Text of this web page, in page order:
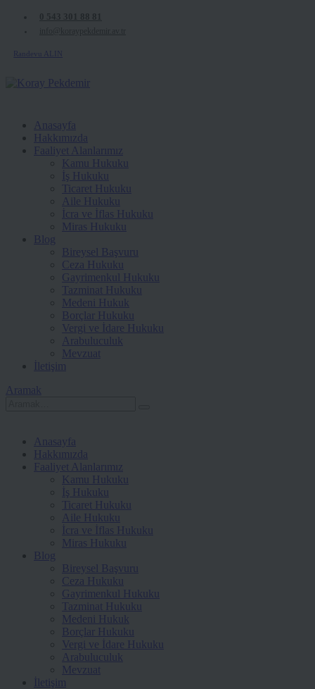
Randevu ALIN
Anasayfa
Hakkımızda
Faaliyet Alanlarımız
Kamu Hukuku
İş Hukuku
Ticaret Hukuku
Aile Hukuku
İcra ve İflas Hukuku
Miras Hukuku
Blog
Bireysel Başvuru
Ceza Hukuku
Gayrimenkul Hukuku
Tazminat Hukuku
Medeni Hukuk
Borçlar Hukuku
Vergi ve İdare Hukuku
Arabuluculuk
Mevzuat
İletişim
Aramak
Anasayfa
Hakkımızda
Faaliyet Alanlarımız
Kamu Hukuku
İş Hukuku
Ticaret Hukuku
Aile Hukuku
İcra ve İflas Hukuku
Miras Hukuku
Blog
Bireysel Başvuru
Ceza Hukuku
Gayrimenkul Hukuku
Tazminat Hukuku
Medeni Hukuk
Borçlar Hukuku
Vergi ve İdare Hukuku
Arabuluculuk
Mevzuat
İletişim